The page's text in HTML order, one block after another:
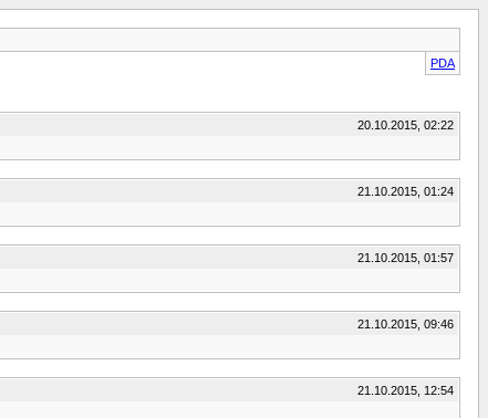
PDA
20.10.2015, 02:22
21.10.2015, 01:24
21.10.2015, 01:57
21.10.2015, 09:46
21.10.2015, 12:54